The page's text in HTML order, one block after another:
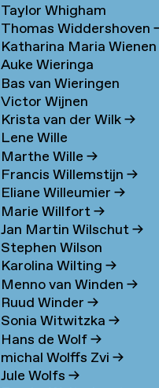
Taylor Whigham
Thomas Widdershoven
Katharina Maria Wienen
→
Auke Wieringa
Bas van Wieringen
Victor Wijnen
Krista van der Wilk→
Lene Wille
Marthe Wille→
Francis Willemstijn→
Eliane Willeumier→
Marie Willfort→
Jan Martin Wilschut→
Stephen Wilson
Karolina Wilting→
Menno van Winden→
Ruud Winder→
Sonia Witwitzka→
Hans de Wolf→
michal Wolffs Zvi→
Jule Wolfs→